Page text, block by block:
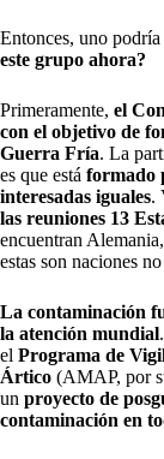
Entonces, uno podría
este grupo ahora?
Primeramente, el
con el objetivo de
Guerra Fría. La
es que está formado
interesadas iguales.
las reuniones 13
encuentran
estas son naciones
La contaminación
la atención mundial
el Programa de
Ártico (AMAP, por
un proyecto de
contaminación en